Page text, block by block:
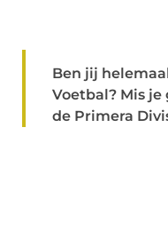
Ben jij
Voetbal? Mis
de Primera